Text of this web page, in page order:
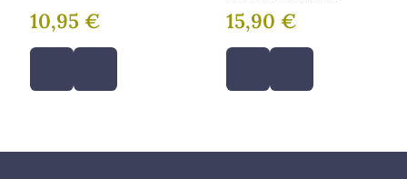
10,95 € 15,90 €